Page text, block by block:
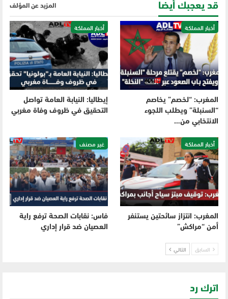
قد يعجبك أيضا المزيد عن المؤلف
أخبار المملكة
المغرب: “لخصم” يخاصم
“السنبلة” ويطلب اللجوء
الانتخابي من…
أخبار المملكة
إيطاليا: النيابة العامة تواصل
التحقيق في ظروف وفاة مغربي
أخبار المملكة
المغرب: انتزاز سائحتين يستنفر
أمن “مراكش”
غير مصنف
فاس: نقابات الصحة ترفع راية
العصيان ضد قرار إداري
السابق التالي
اترك رد